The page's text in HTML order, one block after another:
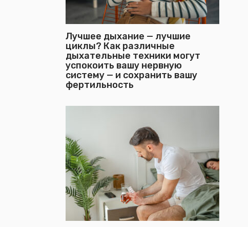
Лучшее дыхание — лучшие
циклы? Как различные
дыхательные техники могут
успокоить вашу нервную
систему — и сохранить вашу
фертильность